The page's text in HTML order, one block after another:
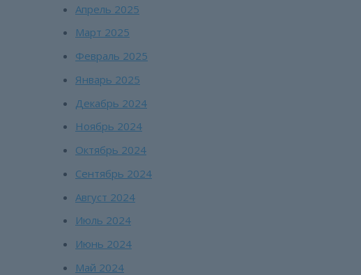
Апрель 2025
Март 2025
Февраль 2025
Январь 2025
Декабрь 2024
Ноябрь 2024
Октябрь 2024
Сентябрь 2024
Август 2024
Июль 2024
Июнь 2024
Май 2024